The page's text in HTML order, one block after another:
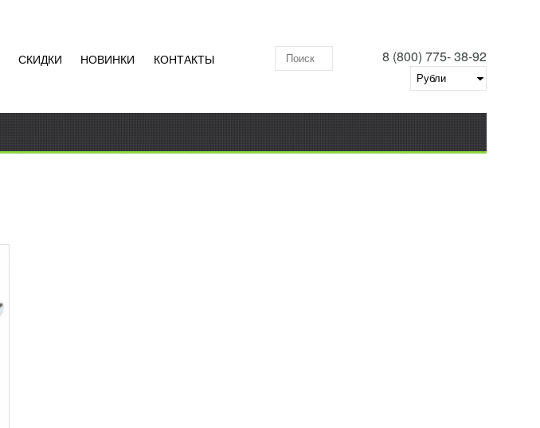
СКИДКИ НОВИНКИ КОНТАКТЫ
8 (800) 775- 38-92
Поиск по складу